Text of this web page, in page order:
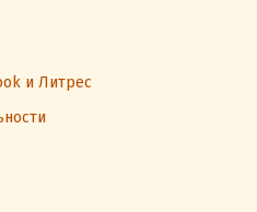
и Литрес